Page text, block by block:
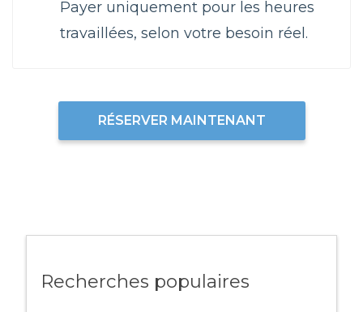
Payer uniquement pour les heures
travaillées, selon votre besoin réel.
RÉSERVER MAINTENANT
Recherches populaires